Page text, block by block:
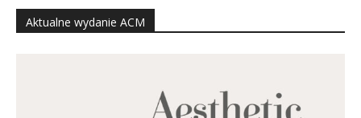
Aktualne wydanie ACM